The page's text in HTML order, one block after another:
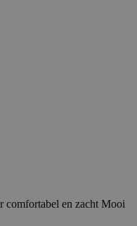
comfortabel en zacht Mooi